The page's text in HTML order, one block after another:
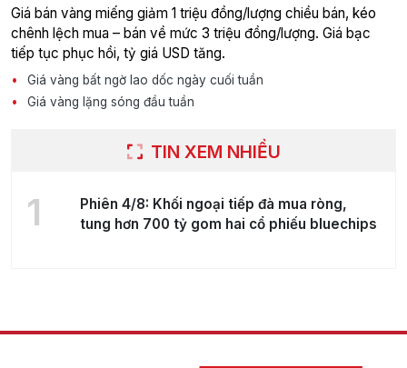
Giá bán vàng miếng giảm 1 triệu đồng/lượng chiều bán, kéo
chênh lệch mua – bán về mức 3 triệu đồng/lượng. Giá bạc
tiếp tục phục hồi, tỷ giá USD tăng.
Giá vàng bất ngờ lao dốc ngày cuối tuần
Giá vàng lặng sóng đầu tuần
TIN XEM NHIỀU
1
Phiên 4/8: Khối ngoại tiếp đà mua ròng,
tung hơn 700 tỷ gom hai cổ phiếu bluechips